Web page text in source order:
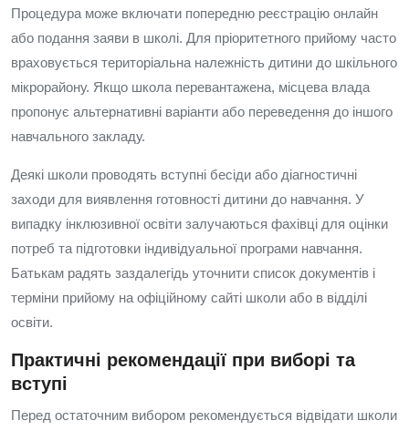
Процедура може включати попередню реєстрацію онлайн
або подання заяви в школі. Для пріоритетного прийому часто
враховується територіальна належність дитини до шкільного
мікрорайону. Якщо школа перевантажена, місцева влада
пропонує альтернативні варіанти або переведення до іншого
навчального закладу.
Деякі школи проводять вступні бесіди або діагностичні
заходи для виявлення готовності дитини до навчання. У
випадку інклюзивної освіти залучаються фахівці для оцінки
потреб та підготовки індивідуальної програми навчання.
Батькам радять заздалегідь уточнити список документів і
терміни прийому на офіційному сайті школи або в відділі
освіти.
Практичні рекомендації при виборі та
вступі
Перед остаточним вибором рекомендується відвідати школи